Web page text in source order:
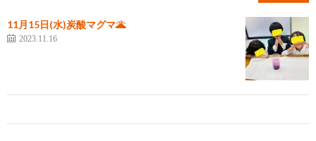
11月15日(水)炭酸マグマ🌋
2023.11.16